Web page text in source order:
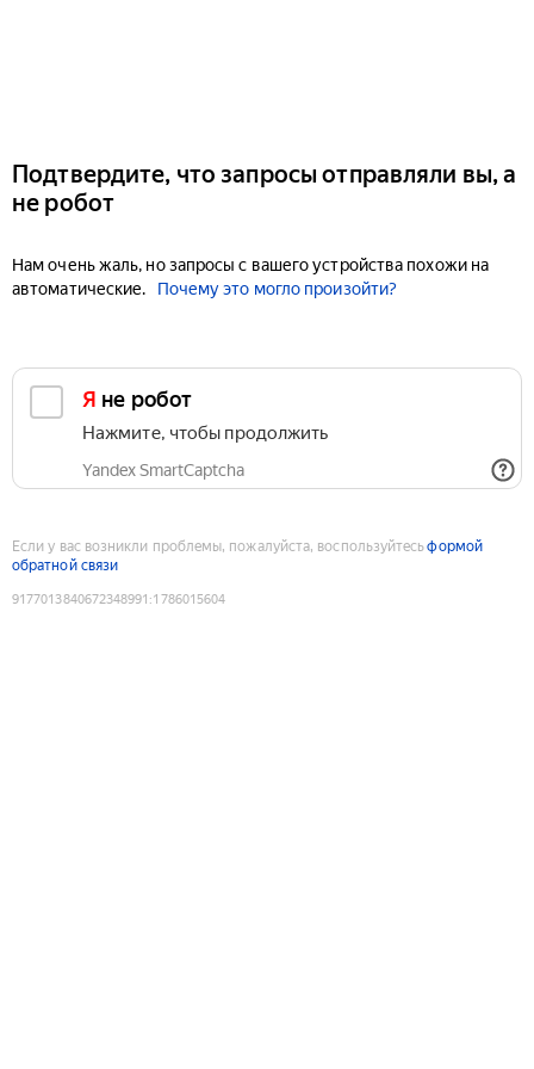
Подтвердите, что запросы отправляли вы, а
не робот
Нам очень жаль, но запросы с вашего устройства похожи на
автоматические.
Почему это могло произойти?
Я не робот
Нажмите, чтобы продолжить
Yandex SmartCaptcha
Если у вас возникли проблемы, пожалуйста, воспользуйтесьформой
обратной связи
9177013840672348991 :1786015604